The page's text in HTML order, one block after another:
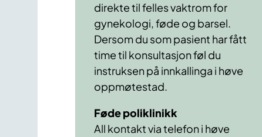
direkte til felles vaktrom for
gynekologi, føde og barsel.
Dersom du som pasient har fått
time til konsultasjon føl du
instruksen på innkallinga i høve
oppmøtestad.
Føde poliklinikk
All kontakt via telefon i høve